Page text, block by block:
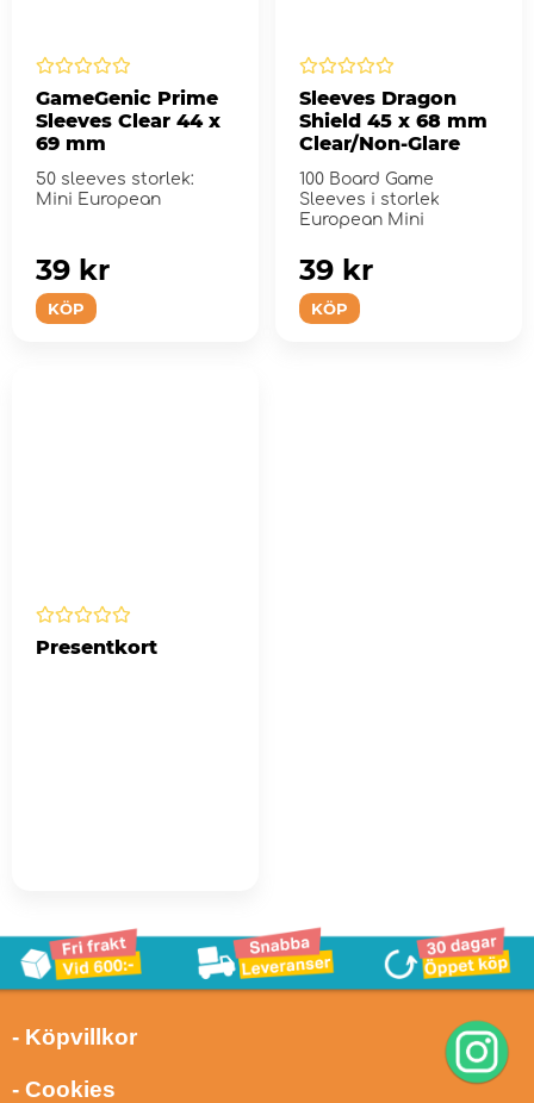
GameGenic Prime
Sleeves Clear 44 x
69 mm
50 sleeves storlek:
Mini European
KÖP
39 kr
Sleeves Dragon
Shield 45 x 68 mm
Clear/Non-Glare
100 Board Game
Sleeves i storlek
European Mini
KÖP
39 kr
Presentkort
- Köpvillkor
- Cookies